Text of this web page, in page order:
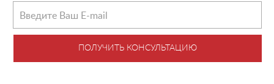
ПОЛУЧИТЬ КОНСУЛЬТАЦИЮ